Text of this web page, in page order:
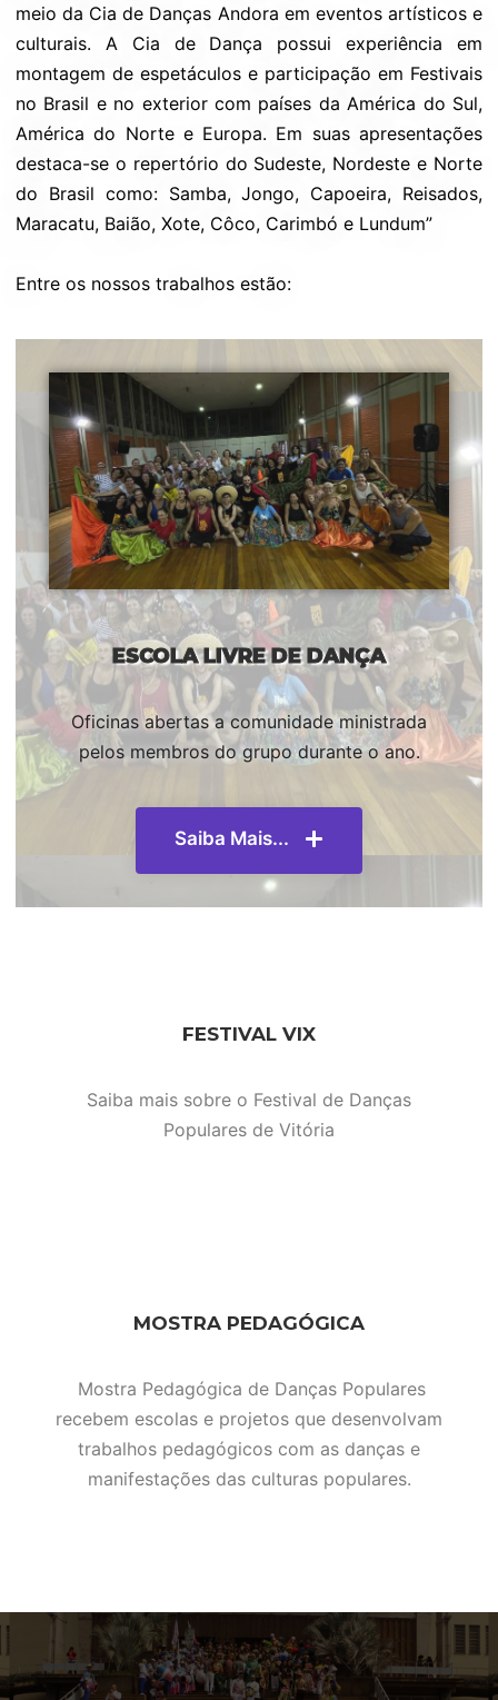
meio da Cia de Danças Andora em eventos artísticos e
culturais. A Cia de Dança possui experiência em
montagem de espetáculos e participação em Festivais
no Brasil e no exterior com países da América do Sul,
América do Norte e Europa. Em suas apresentações
destaca-se o repertório do Sudeste, Nordeste e Norte
do Brasil como: Samba, Jongo, Capoeira, Reisados,
Maracatu, Baião, Xote, Côco, Carimbó e Lundum”
Entre os nossos trabalhos estão:
ESCOLA LIVRE DE DANÇA
Oficinas abertas a comunidade ministrada
pelos membros do grupo durante o ano.
Saiba Mais...
FESTIVAL VIX
Saiba mais sobre o Festival de Danças
Populares de Vitória
MOSTRA PEDAGÓGICA
Mostra Pedagógica de Danças Populares
recebem escolas e projetos que desenvolvam
trabalhos pedagógicos com as danças e
manifestações das culturas populares.